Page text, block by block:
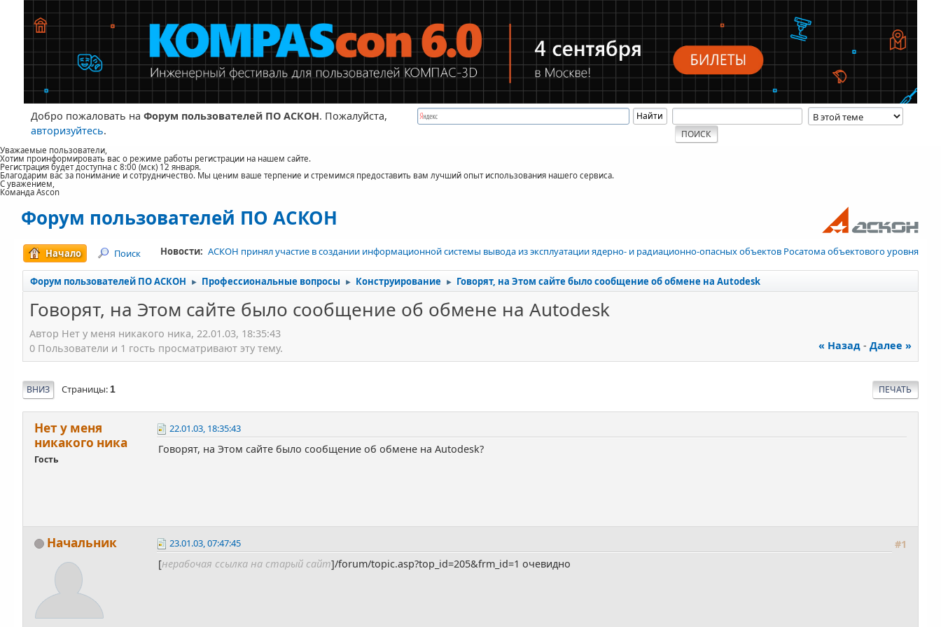
Добро пожаловать на Форум пользователей ПО АСКОН. Пожалуйста,
авторизуйтесь.
Уважаемые пользователи,
Хотим проинформировать вас о режиме работы регистрации на нашем сайте.
Регистрация будет доступна с 8:00 (мск) 12 января.
Благодарим вас за понимание и сотрудничество. Мы ценим ваше терпение и стремимся предоставить вам лучший опыт использования нашего сервиса.
С уважением,
Команда Ascon
Форум пользователей ПО АСКОН
Новости: АСКОН принял участие в создании информационной системы вывода из эксплуатации ядерно- и радиационно-опасных объектов Росатома объектового уровня
Начало Поиск
Форум пользователей ПО АСКОН ► Профессиональные вопросы ► Конструирование ► Говорят, на Этом сайте было сообщение об обмене на Autodesk
Говорят, на Этом сайте было сообщение об обмене на Autodesk
Автор Нет у меня никакого ника, 22.01.03, 18:35:43
« Назад- Далее »
0 Пользователи и 1 гость просматривают эту тему.
ПЕЧАТЬ
ВНИЗ Страницы 1
Нет у меня
никакого ника
Гость
22.01.03, 18:35:43
Говорят, на Этом сайте было сообщение об обмене на Autodesk?
Начальник #1
23.01.03, 07:47:45
[нерабочая ссылка на старый сайт]/forum/topic.asp?top_id=205&frm_id=1 очевидно